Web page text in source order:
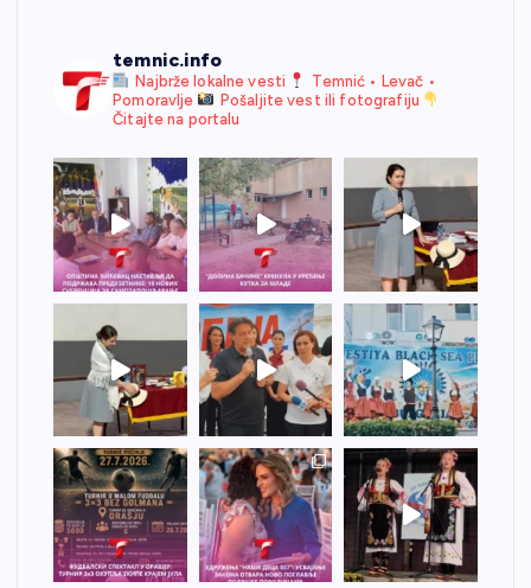
temnic.info
Najbrže lokalne vesti
Temnić • Levač •
Pomoravlje
Pošaljite vest ili fotografiju
Čitajte na portalu